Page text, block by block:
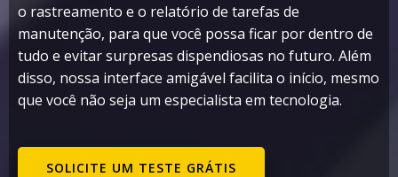
o rastreamento e o relatório de tarefas de
manutenção, para que você possa ficar por dentro de
tudo e evitar surpresas dispendiosas no futuro. Além
disso, nossa interface amigável facilita o início, mesmo
que você não seja um especialista em tecnologia.
SOLICITE UM TESTE GRÁTIS